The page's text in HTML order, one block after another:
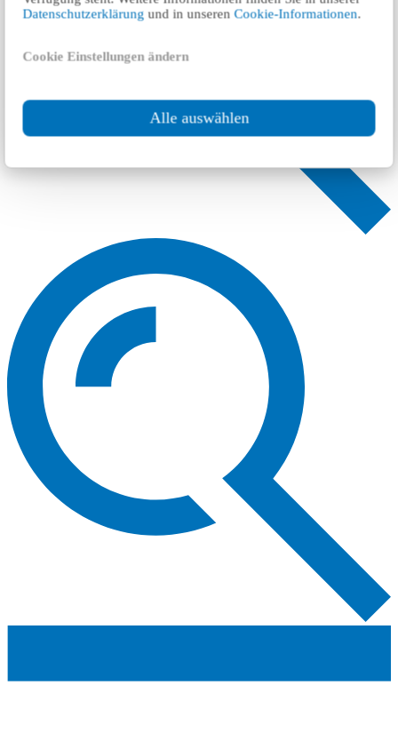
Datenschutzerklärung und in unserenCookie-Informationen.
Cookie Einstellungen ändern
Alle auswählen